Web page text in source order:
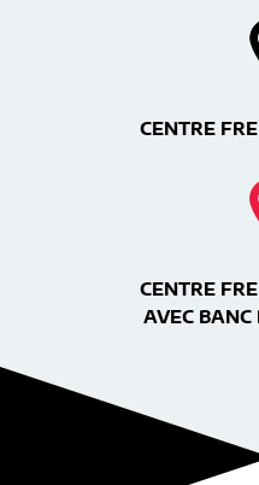
CENTRE
CENTRE
AVEC BANC